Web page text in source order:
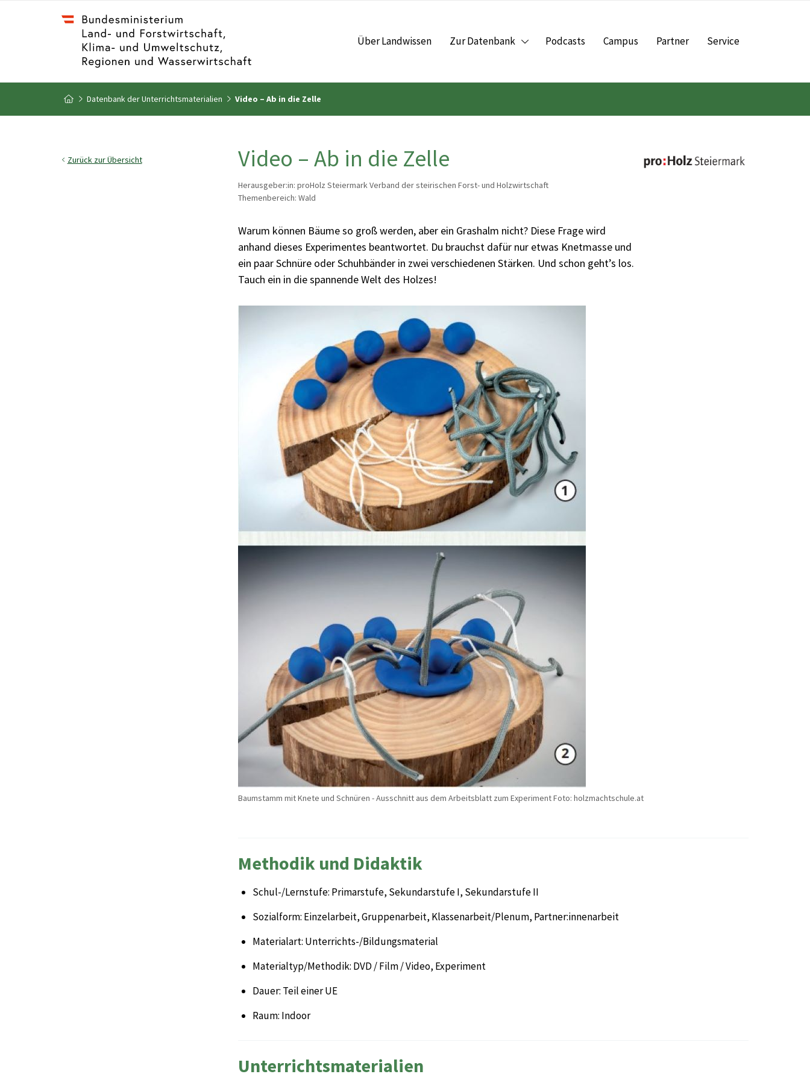
Zum Inhalt
Zum Inhaltsverzeichnis
Zur Startseite
Über Landwissen Zur Datenbank Podcasts Campus Partner Service
Datenbank der Unterrichtsmaterialien Video – Ab in die Zelle
Zurück zur Übersicht Video – Ab in die Zelle
Herausgeber:in: proHolz Steiermark Verband der steirischen Forst- und Holzwirtschaft
Themenbereich: Wald
Warum können Bäume so groß werden, aber ein Grashalm nicht? Diese Frage wird
anhand dieses Experimentes beantwortet. Du brauchst dafür nur etwas Knetmasse und
ein paar Schnüre oder Schuhbänder in zwei verschiedenen Stärken. Und schon geht’s los.
Tauch ein in die spannende Welt des Holzes!
Baumstamm mit Knete und Schnüren - Ausschnitt aus dem Arbeitsblatt zum Experiment Foto: holzmachtschule.at
Methodik und Didaktik
Schul-/Lernstufe: Primarstufe, Sekundarstufe I, Sekundarstufe II
Sozialform: Einzelarbeit, Gruppenarbeit, Klassenarbeit/Plenum, Partner:innenarbeit
Materialart: Unterrichts-/Bildungsmaterial
Materialtyp/Methodik: DVD / Film / Video, Experiment
Dauer: Teil einer UE
Raum: Indoor
Unterrichtsmaterialien